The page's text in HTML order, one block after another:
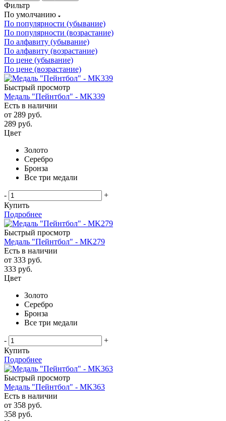
Фильтр
По умолчанию
По популярности (убывание)
По популярности (возрастание)
По алфавиту (убывание)
По алфавиту (возрастание)
По цене (убывание)
По цене (возрастание)
Быстрый просмотр
Медаль "Пейнтбол" - MK339
Есть в наличии
от 289 руб.
289 руб.
Цвет
Золото
Серебро
Бронза
Все три медали
-
+
Купить
Подробнее
Быстрый просмотр
Медаль "Пейнтбол" - MK279
Есть в наличии
от 333 руб.
333 руб.
Цвет
Золото
Серебро
Бронза
Все три медали
-
+
Купить
Подробнее
Быстрый просмотр
Медаль "Пейнтбол" - MK363
Есть в наличии
от 358 руб.
358 руб.